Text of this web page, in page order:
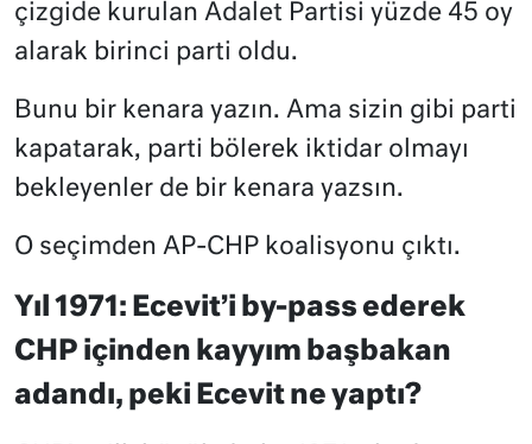
çizgide kurulan Adalet Partisi yüzde 45 oy
alarak birinci parti oldu.
Bunu bir kenara yazın. Ama sizin gibi parti
kapatarak, parti bölerek iktidar olmayı
bekleyenler de bir kenara yazsın.
O seçimden AP-CHP koalisyonu çıktı.
Yıl 1971: Ecevit’i by-pass ederek
CHP içinden kayyım başbakan
adandı, peki Ecevit ne yaptı?